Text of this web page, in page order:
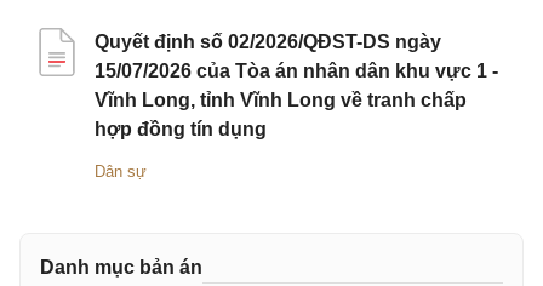
Quyết định số 02/2026/QĐST-DS ngày
15/07/2026 của Tòa án nhân dân khu vực 1 -
Vĩnh Long, tỉnh Vĩnh Long về tranh chấp
hợp đồng tín dụng
Dân sự
Danh mục bản án